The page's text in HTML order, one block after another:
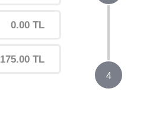
0.00 TL
175.00 TL
4